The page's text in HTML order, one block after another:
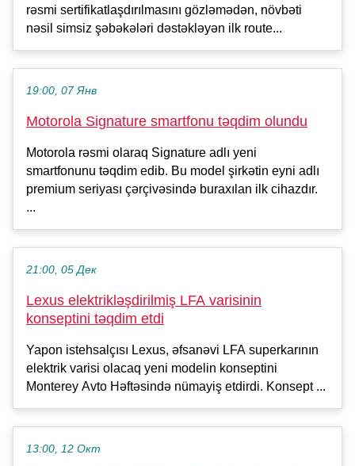
rəsmi sertifikatlaşdırılmasını gözləmədən, növbəti
nəsil simsiz şəbəkələri dəstəkləyən ilk route...
19:00, 07 Янв
Motorola Signature smartfonu təqdim olundu
Motorola rəsmi olaraq Signature adlı yeni
smartfonunu təqdim edib. Bu model şirkətin eyni adlı
premium seriyası çərçivəsində buraxılan ilk cihazdır.
...
21:00, 05 Дек
Lexus elektrikləşdirilmiş LFA varisinin
konseptini təqdim etdi
Yapon istehsalçısı Lexus, əfsanəvi LFA superkarının
elektrik varisi olacaq yeni modelin konseptini
Monterey Avto Həftəsində nümayiş etdirdi. Konsept ...
13:00, 12 Окт